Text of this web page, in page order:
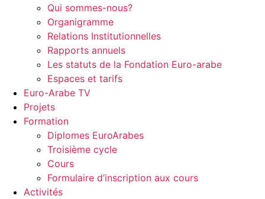
Qui sommes-nous?
Organigramme
Relations Institutionnelles
Rapports annuels
Les statuts de la Fondation Euro-arabe
Espaces et tarifs
Euro-Arabe TV
Projets
Formation
Diplomes EuroArabes
Troisième cycle
Cours
Formulaire d’inscription aux cours
Activités